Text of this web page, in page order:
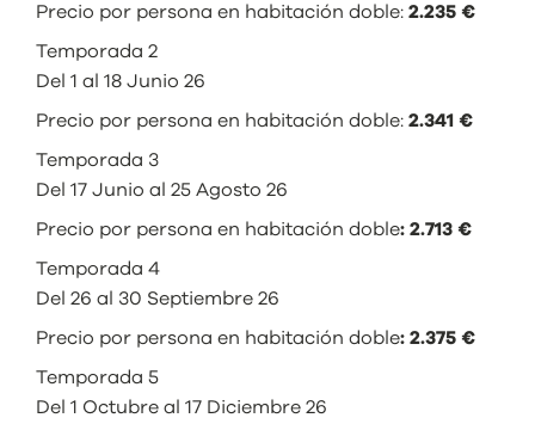
Precio por persona en habitación doble: 2.235 €
Temporada 2
Del 1 al 18 Junio 26
Precio por persona en habitación doble: 2.341 €
Temporada 3
Del 17 Junio al 25 Agosto 26
Precio por persona en habitación doble: 2.713 €
Temporada 4
Del 26 al 30 Septiembre 26
Precio por persona en habitación doble: 2.375 €
Temporada 5
Del 1 Octubre al 17 Diciembre 26